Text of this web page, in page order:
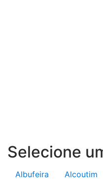
Selecione
Albufeira Alcoutim